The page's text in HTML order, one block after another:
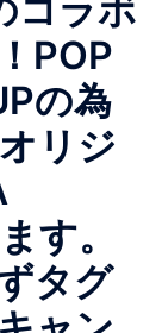
コラボ
POP
の為
リジ
す。
タグ